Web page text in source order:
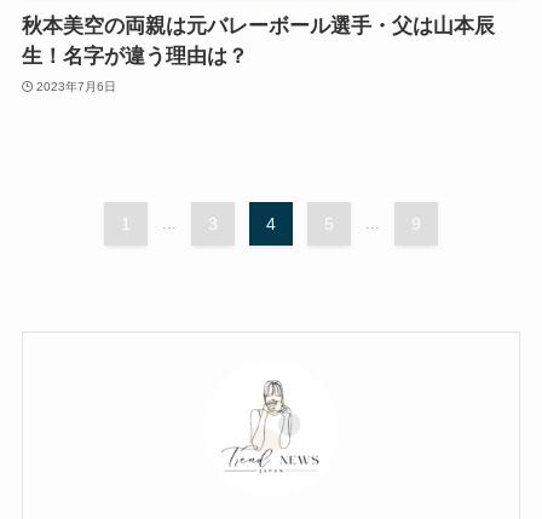
秋本美空の両親は元バレーボール選手・父は山本辰
生！名字が違う理由は？
2023年7月6日
1 ... 3 4 5 ... 9